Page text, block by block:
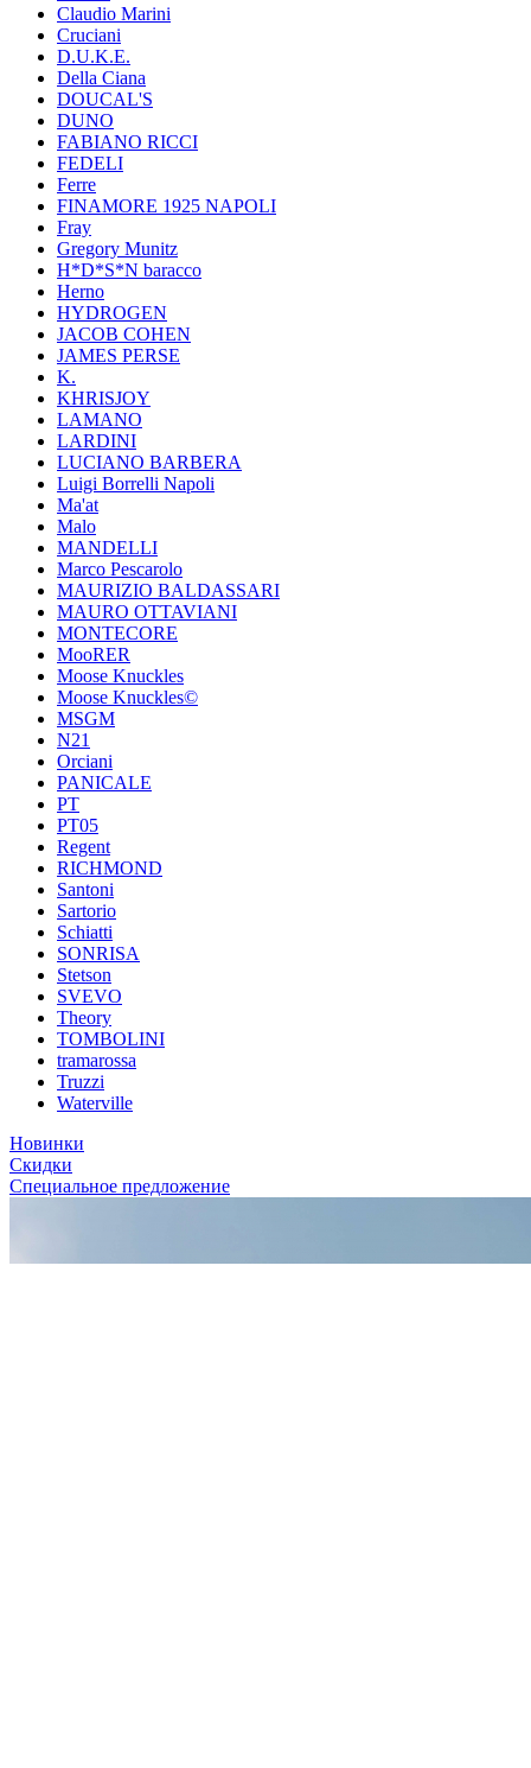
Claudio Marini
Cruciani
D.U.K.E.
Della Ciana
DOUCAL'S
DUNO
FABIANO RICCI
FEDELI
Ferre
FINAMORE 1925 NAPOLI
Fray
Gregory Munitz
H*D*S*N baracco
Herno
HYDROGEN
JACOB COHEN
JAMES PERSE
K.
KHRISJOY
LAMANO
LARDINI
LUCIANO BARBERA
Luigi Borrelli Napoli
Ma'at
Malo
MANDELLI
Marco Pescarolo
MAURIZIO BALDASSARI
MAURO OTTAVIANI
MONTECORE
MooRER
Moose Knuckles
Moose Knuckles©️
MSGM
N21
Orciani
PANICALE
PT
PT05
Regent
RICHMOND
Santoni
Sartorio
Schiatti
SONRISA
Stetson
SVEVO
Theory
TOMBOLINI
tramarossa
Truzzi
Waterville
Новинки
Скидки
Специальное предложение